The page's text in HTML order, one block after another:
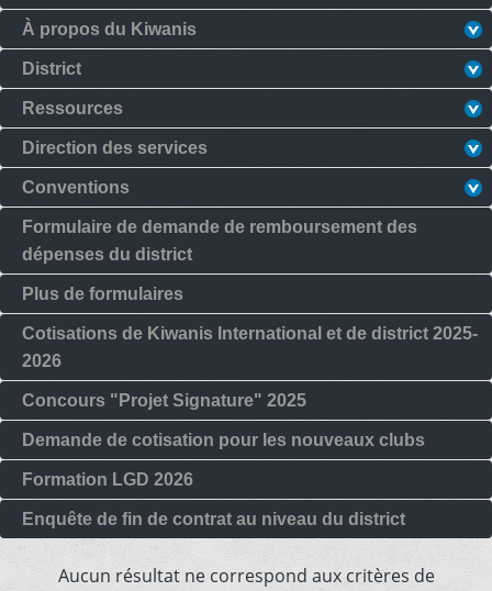
À propos du Kiwanis
District
Ressources
Direction des services
Conventions
Formulaire de demande de remboursement des
dépenses du district
Plus de formulaires
Cotisations de Kiwanis International et de district 2025-
2026
Concours "Projet Signature" 2025
Demande de cotisation pour les nouveaux clubs
Formation LGD 2026
Enquête de fin de contrat au niveau du district
Aucun résultat ne correspond aux critères de